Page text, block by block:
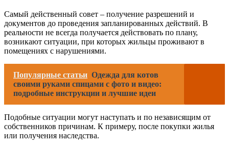
Самый действенный совет – получение разрешений и
документов до проведения запланированных действий. В
реальности не всегда получается действовать по плану,
возникают ситуации, при которых жильцы проживают в
помещениях с нарушениями.
Популярные статьи Одежда для котов
своими руками спицами с фото и видео:
подробные инструкции и лучшие идеи
Подобные ситуации могут наступать и по независящим от
собственников причинам. К примеру, после покупки жилья
или получения наследства.